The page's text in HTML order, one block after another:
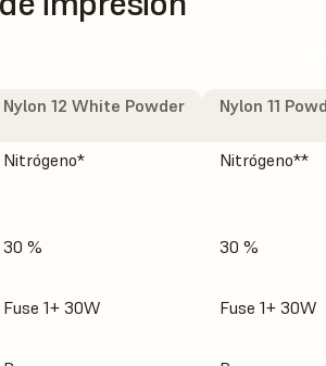
Nylon 12 White Powder Nylon 11
Nitrógeno* Nitrógeno**
30 % 30 %
Fuse 1+ 30W Fuse 1+ 30W